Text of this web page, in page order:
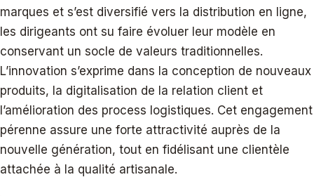
marques et s’est diversifié vers la distribution en ligne,
les dirigeants ont su faire évoluer leur modèle en
conservant un socle de valeurs traditionnelles.
L’innovation s’exprime dans la conception de nouveaux
produits, la digitalisation de la relation client et
l’amélioration des process logistiques. Cet engagement
pérenne assure une forte attractivité auprès de la
nouvelle génération, tout en fidélisant une clientèle
attachée à la qualité artisanale.